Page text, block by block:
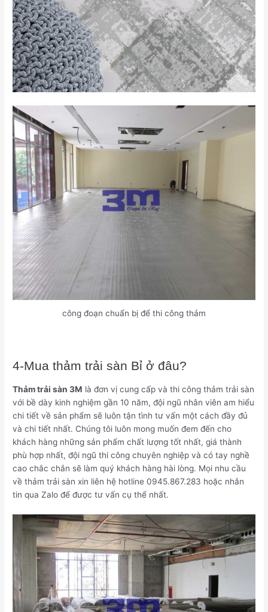
công đoạn chuẩn bị để thi công thảm
4-Mua thảm trải sàn Bỉ ở đâu?
Thảm trải sàn 3M là đơn vị cung cấp và thi công thảm trải sàn
với bề dày kinh nghiệm gần 10 năm, đội ngũ nhân viên am hiểu
chi tiết về sản phẩm sẽ luôn tận tình tư vấn một cách đầy đủ
và chi tiết nhất. Chúng tôi luôn mong muốn đem đến cho
khách hàng những sản phẩm chất lượng tốt nhất, giá thành
phù hợp nhất, đội ngũ thi công chuyên nghiệp và có tay nghề
cao chắc chắn sẽ làm quý khách hàng hài lòng. Mọi nhu cầu
về thảm trải sàn xin liên hệ hotline 0945.867.283 hoặc nhắn
tin qua Zalo để được tư vấn cụ thể nhất.